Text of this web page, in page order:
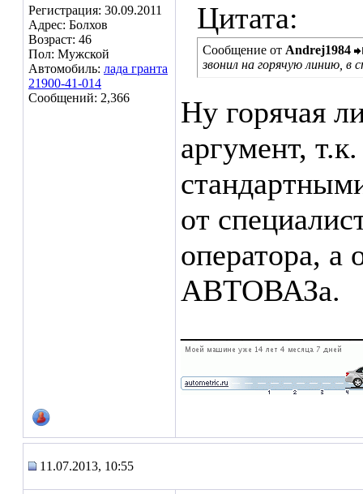
Регистрация: 30.09.2011
Адрес: Болхов
Возраст: 46
Пол: Мужской
Автомобиль: лада гранта
21900-41-014
Сообщений: 2,366
Цитата:
Сообщение от Andrej1984
звонил на горячую линию, в
Ну горячая
аргумент,
от
оператора, а
АВТОВАЗа.
11.07.2013, 10:55